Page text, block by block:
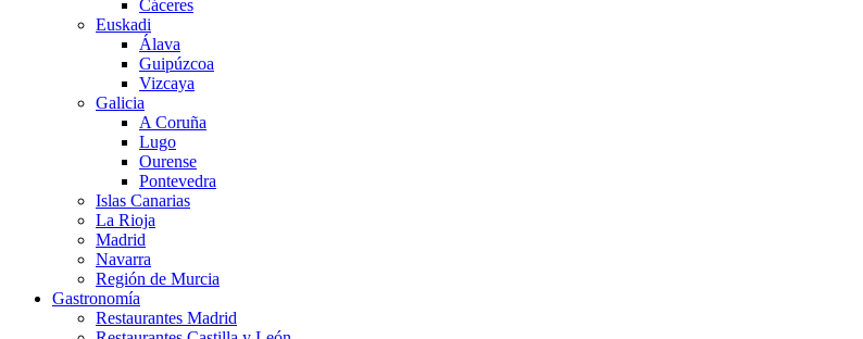
Cáceres
Euskadi
Álava
Guipúzcoa
Vizcaya
Galicia
A Coruña
Lugo
Ourense
Pontevedra
Islas Canarias
La Rioja
Madrid
Navarra
Región de Murcia
Gastronomía
Restaurantes Madrid